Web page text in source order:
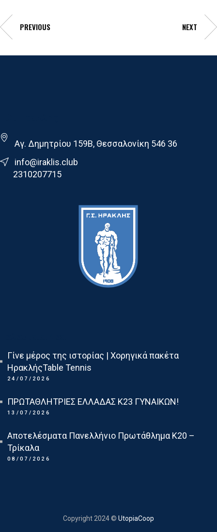
PREVIOUS NEXT
Αγ. Δημητρίου 159Β, Θεσσαλονίκη 546 36
info@iraklis.club
2310207715
Γίνε μέρος της ιστορίας | Χορηγικά πακέτα
ΗρακλήςTable Tennis
24/07/2026
ΠΡΩΤΑΘΛΗΤΡΙΕΣ ΕΛΛΑΔΑΣ Κ23 ΓΥΝΑΙΚΩΝ!
13/07/2026
Αποτελέσματα Πανελλήνιο Πρωτάθλημα Κ20 –
Τρίκαλα
08/07/2026
Copyright 2024 © UtopiaCoop